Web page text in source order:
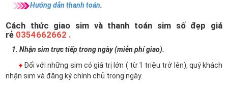
Hướng dẫn thanh toán.
Cách thức giao sim và thanh toán sim số đẹp giá
rẻ 0354662662 .
1. Nhận sim trực tiếp trong ngày (miễn phí giao).
♦ Đối với những sim có giá trị lớn ( từ 1 triệu trở lên), quý khách
nhận sim và đăng ký chính chủ trong ngày.